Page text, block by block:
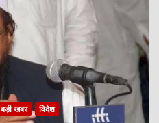
बड़ी खबर विदेश